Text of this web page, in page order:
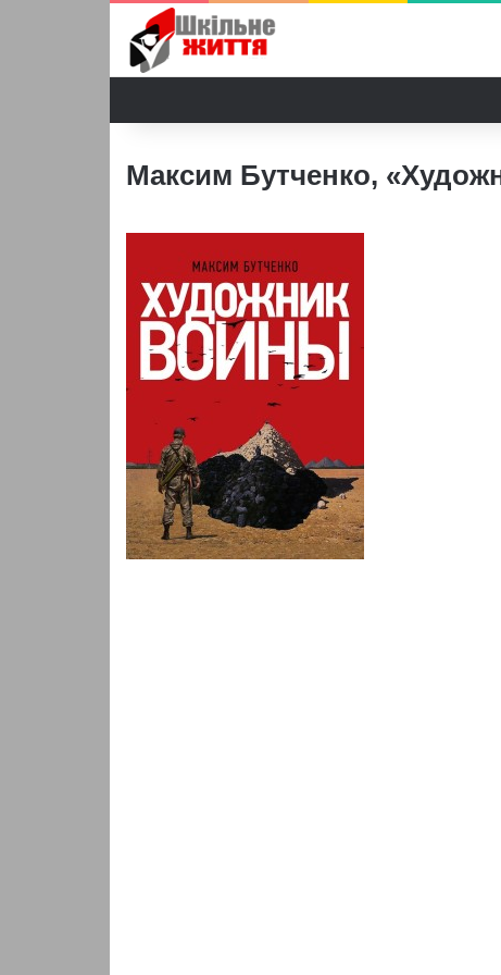
Максим Бутченко,